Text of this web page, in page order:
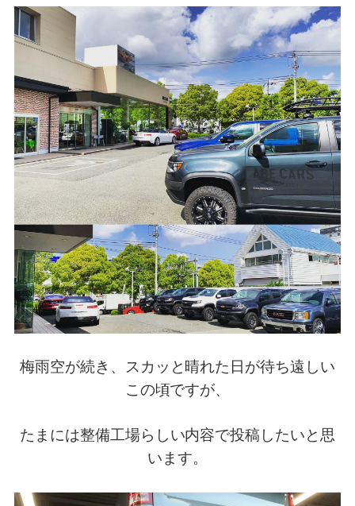
梅雨空が続き、スカッと晴れた日が待ち遠しい
この頃ですが、
たまには整備工場らしい内容で投稿したいと思
います。